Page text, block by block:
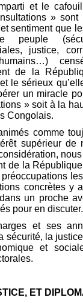
et le
» sont
sentiment que
peuple
justice,
de la
le sérieux
un miracle
» soit à la
Congolais.
comme
érêt supérieur de
de la
concrètes y
un proche
pour en discuter.
et ses
sécurité, la
et
ET